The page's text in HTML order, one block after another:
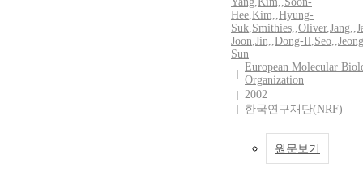
Hee,Kim,,Hyung-
Suk,Smithies,,Oliver,Jang,,
Joon,Jin,,Dong-Il,Seo,,
Sun
European Molecular
Organization
2002
한국연구재단(NRF)
원문보기